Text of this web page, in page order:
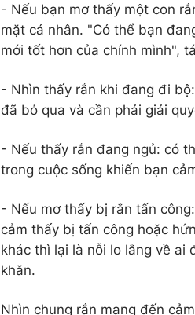
- Nếu bạn mơ thấy một con
mặt cá nhân. "Có thể bạn
mới tốt hơn của chính mình",
- Nhìn thấy rắn khi đang đi
đã bỏ qua và cần phải giải
- Nếu thấy rắn đang ngủ: có
trong cuộc sống khiến bạn
- Nếu mơ thấy bị rắn tấn
cảm thấy bị tấn công hoặc
khác thì lại là nỗi lo lắng về ai
khăn.
Nhìn chung rắn mang đến